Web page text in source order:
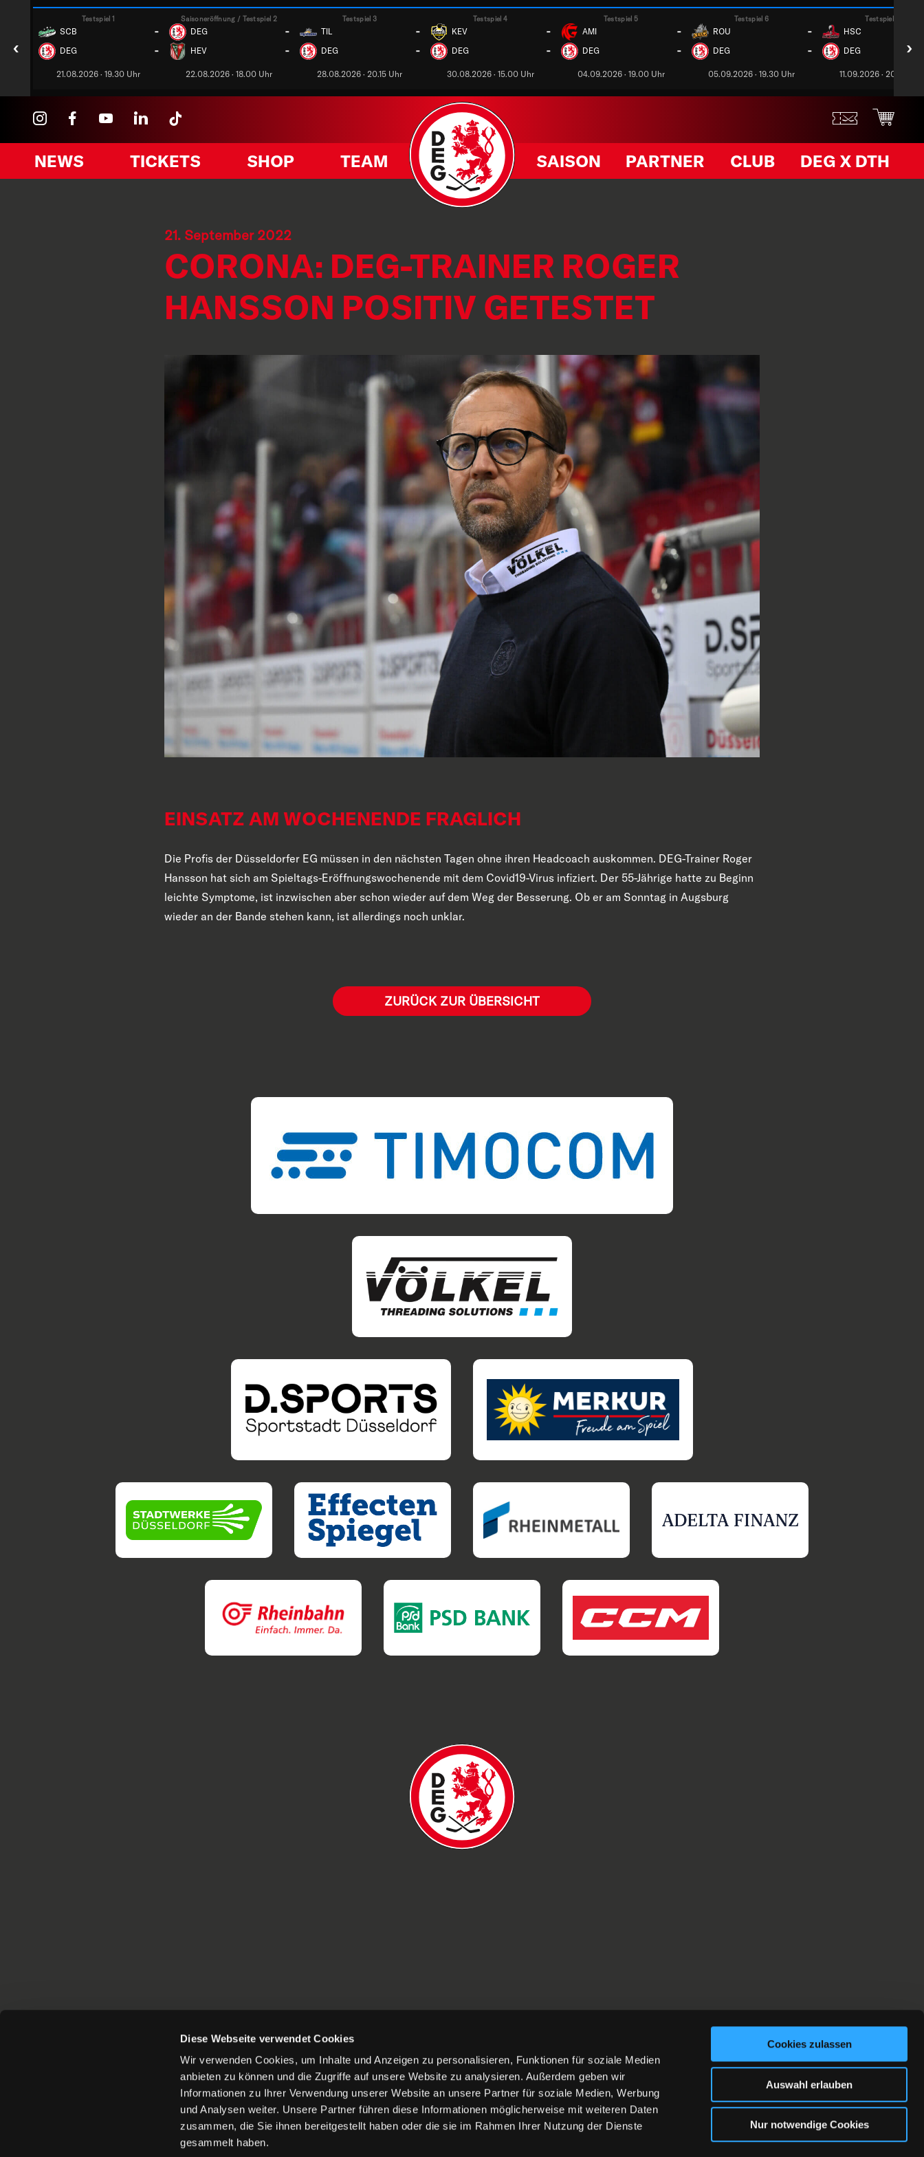
Diese Webseite verwendet Cookies
Wir verwenden Cookies, um Inhalte und Anzeigen zu personalisieren, Funktionen für soziale Medien
anbieten zu können und die Zugriffe auf unsere Website zu analysieren. Außerdem geben wir
Informationen zu Ihrer Verwendung unserer Website an unsere Partner für soziale Medien, Werbung
und Analysen weiter. Unsere Partner führen diese Informationen möglicherweise mit weiteren Daten
zusammen, die Sie ihnen bereitgestellt haben oder die sie im Rahmen Ihrer Nutzung der Dienste
gesammelt haben.
Cookies zulassen
Auswahl erlauben
Nur notwendige Cookies
‹
Testspiel 1
SCB -
DEG -
21.08.2026 · 19.30 Uhr
Saisoneröffnung / Testspiel 2
DEG -
HEV -
22.08.2026 · 18.00 Uhr
Testspiel 3
TIL -
DEG -
28.08.2026 · 20.15 Uhr
Testspiel 4
KEV -
DEG -
30.08.2026 · 15.00 Uhr
Testspiel 5
AMI -
DEG -
04.09.2026 · 19.00 Uhr
Testspiel 6
ROU -
DEG -
05.09.2026 · 19.30 Uhr
Testspiel 7
HSC
DEG
11.09.2026 · 20.00 Uhr
›
NEWS TICKETS SHOP TEAM SAISON PARTNER CLUB DEG X DTH
21. September 2022
CORONA: DEG-TRAINER ROGER
HANSSON POSITIV GETESTET
EINSATZ AM WOCHENENDE FRAGLICH
Die Profis der Düsseldorfer EG müssen in den nächsten Tagen ohne ihren Headcoach auskommen. DEG-Trainer Roger
Hansson hat sich am Spieltags-Eröffnungswochenende mit dem Covid19-Virus infiziert. Der 55-Jährige hatte zu Beginn
leichte Symptome, ist inzwischen aber schon wieder auf dem Weg der Besserung. Ob er am Sonntag in Augsburg
wieder an der Bande stehen kann, ist allerdings noch unklar.
ZURÜCK ZUR ÜBERSICHT
PRESSE AKKREDITIERUNGEN COOKIES